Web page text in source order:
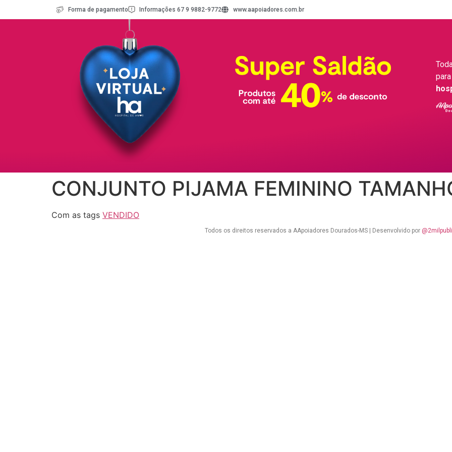
Forma de pagamento Informações 67 9 9882-9772 www.aapoiadores.com.br
CONJUNTO PIJAMA FEMININO
Com as tags VENDIDO
Todos os direitos reservados a AApoiadores Dourados-MS | Desenvolvido por